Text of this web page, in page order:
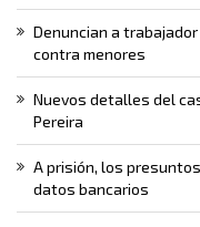
Denuncian a
contra menores
Nuevos detalles del
Pereira
A prisión, los
datos bancarios